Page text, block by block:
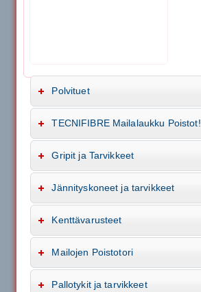
Polvituet
TECNIFIBRE Mailalaukku Poistot!
Gripit ja Tarvikkeet
Jännityskoneet ja tarvikkeet
Kenttävarusteet
Mailojen Poistotori
Pallotykit ja tarvikkeet